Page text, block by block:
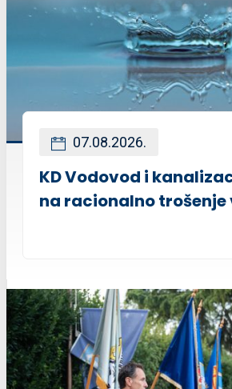
07.08.2026.
KD Vodovod i
na racionalno trošenje